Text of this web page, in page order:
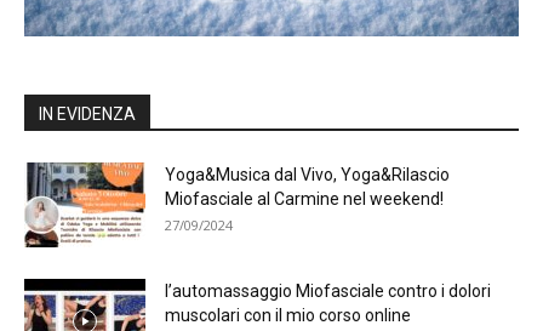
IN EVIDENZA
Yoga&Musica dal Vivo, Yoga&Rilascio
Miofasciale al Carmine nel weekend!
27/09/2024
l’automassaggio Miofasciale contro i dolori
muscolari con il mio corso online